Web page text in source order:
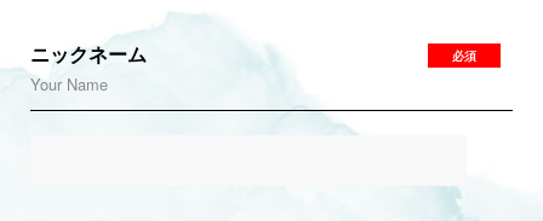
ニックネーム
Your Name
必須